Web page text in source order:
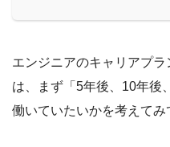
エンジニアのキャリアプ
は、まず「5年後、10年後
働いていたいかを考えてみ